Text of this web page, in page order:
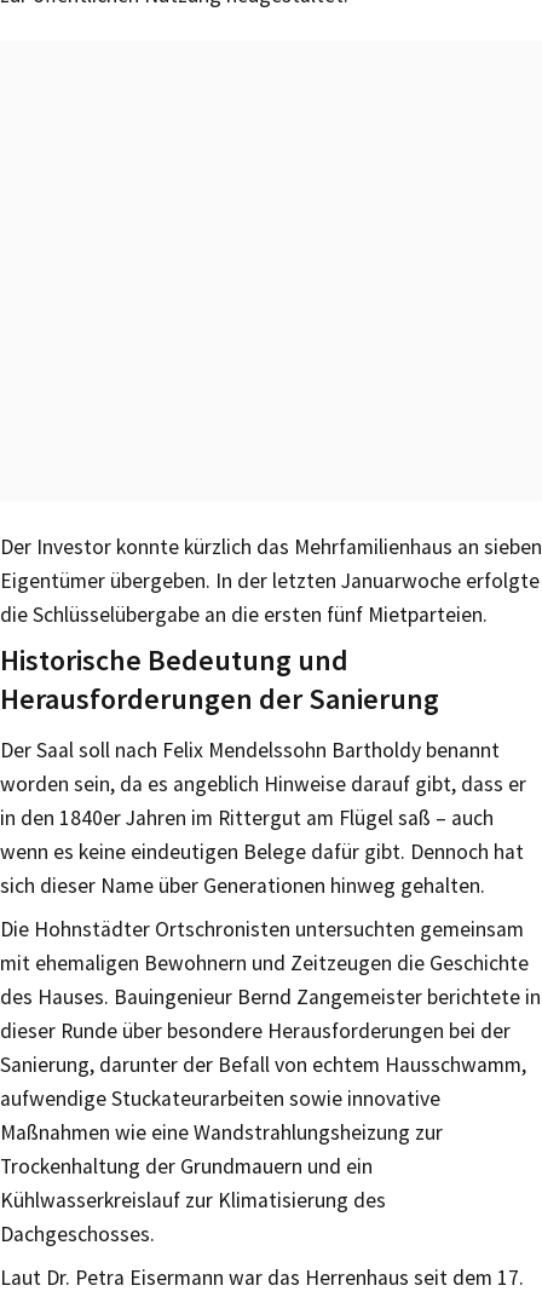
Der Investor konnte kürzlich das Mehrfamilienhaus an sieben
Eigentümer übergeben. In der letzten Januarwoche erfolgte
die Schlüsselübergabe an die ersten fünf Mietparteien.
Historische Bedeutung und
Herausforderungen der Sanierung
Der Saal soll nach Felix Mendelssohn Bartholdy benannt
worden sein, da es angeblich Hinweise darauf gibt, dass er
in den 1840er Jahren im Rittergut am Flügel saß – auch
wenn es keine eindeutigen Belege dafür gibt. Dennoch hat
sich dieser Name über Generationen hinweg gehalten.
Die Hohnstädter Ortschronisten untersuchten gemeinsam
mit ehemaligen Bewohnern und Zeitzeugen die Geschichte
des Hauses. Bauingenieur Bernd Zangemeister berichtete in
dieser Runde über besondere Herausforderungen bei der
Sanierung, darunter der Befall von echtem Hausschwamm,
aufwendige Stuckateurarbeiten sowie innovative
Maßnahmen wie eine Wandstrahlungsheizung zur
Trockenhaltung der Grundmauern und ein
Kühlwasserkreislauf zur Klimatisierung des
Dachgeschosses.
Laut Dr. Petra Eisermann war das Herrenhaus seit dem 17.